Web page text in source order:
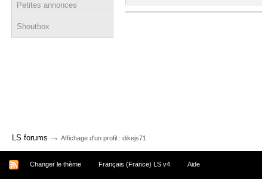
Petites annonces
Shoutbox
LS forums → Affichage d'un profil : dikejs71
Changer le thème Français (France) LS v4 Aide